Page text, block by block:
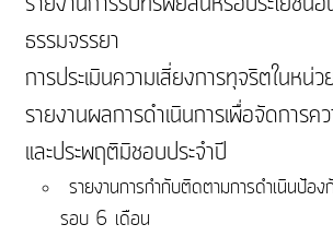
ธรรมจรรยา
การประเมินความเสี่ยงการทุจริตในหน่ว
รายงานผลการดำเนินการเพื่อจัดการค
และประพฤติมิชอบประจำปี
รายงานการกำกับติดตามการดำเนินป้อ
รอบ 6 เดือน